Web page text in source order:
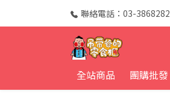
聯絡電話：03-3868282
全站商品 團購批發